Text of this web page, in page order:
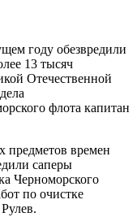
году обезвредили
13 тысяч
Отечественной
флота капитан
предметов времен
саперы
Черноморского
по очистке